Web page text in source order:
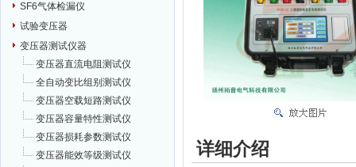
SF6气体检漏仪
试验变压器
变压器测试仪器
变压器直流电阻测试仪
全自动变比组别测试仪
变压器空载短路测试仪
变压器容量特性测试仪
变压器损耗参数测试仪
变压器能效等级测试仪
详细介绍